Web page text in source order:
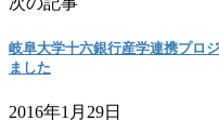
岐阜大学十六銀行産学連携プロ
ました
2016年1月29日